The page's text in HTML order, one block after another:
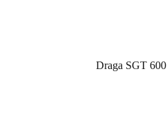
Draga SGT 600